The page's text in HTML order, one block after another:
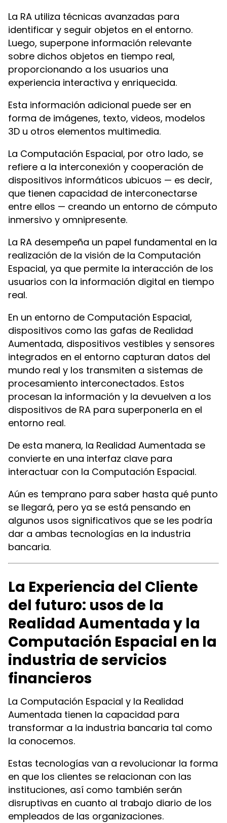
La RA utiliza técnicas avanzadas para
identificar y seguir objetos en el entorno.
Luego, superpone información relevante
sobre dichos objetos en tiempo real,
proporcionando a los usuarios una
experiencia interactiva y enriquecida.
Esta información adicional puede ser en
forma de imágenes, texto, videos, modelos
3D u otros elementos multimedia.
La Computación Espacial, por otro lado, se
refiere a la interconexión y cooperación de
dispositivos informáticos ubicuos — es decir,
que tienen capacidad de interconectarse
entre ellos — creando un entorno de cómputo
inmersivo y omnipresente.
La RA desempeña un papel fundamental en la
realización de la visión de la Computación
Espacial, ya que permite la interacción de los
usuarios con la información digital en tiempo
real.
En un entorno de Computación Espacial,
dispositivos como las gafas de Realidad
Aumentada, dispositivos vestibles y sensores
integrados en el entorno capturan datos del
mundo real y los transmiten a sistemas de
procesamiento interconectados. Estos
procesan la información y la devuelven a los
dispositivos de RA para superponerla en el
entorno real.
De esta manera, la Realidad Aumentada se
convierte en una interfaz clave para
interactuar con la Computación Espacial.
Aún es temprano para saber hasta qué punto
se llegará, pero ya se está pensando en
algunos usos significativos que se les podría
dar a ambas tecnologías en la industria
bancaria.
La Experiencia del Cliente
del futuro: usos de la
Realidad Aumentada y la
Computación Espacial en la
industria de servicios
financieros
La Computación Espacial y la Realidad
Aumentada tienen la capacidad para
transformar a la industria bancaria tal como
la conocemos.
Estas tecnologías van a revolucionar la forma
en que los clientes se relacionan con las
instituciones, así como también serán
disruptivas en cuanto al trabajo diario de los
empleados de las organizaciones.